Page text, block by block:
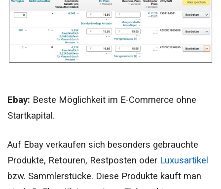
Ebay: Beste Möglichkeit im E-Commerce ohne
Startkapital.
Auf Ebay verkaufen sich besonders gebrauchte
Produkte, Retouren, Restposten oder Luxusartikel
bzw. Sammlerstücke. Diese Produkte kauft man